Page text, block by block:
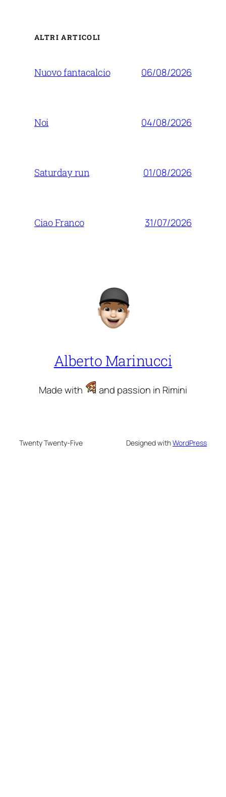
ALTRI ARTICOLI
Nuovo fantacalcio 06/08/2026
Noi 04/08/2026
Saturday run 01/08/2026
Ciao Franco 31/07/2026
Alberto Marinucci
Made with and passion in Rimini
Twenty Twenty-Five Designed withWordPress